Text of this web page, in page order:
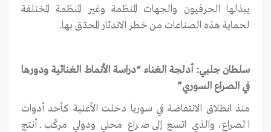
يبذلها الحرفيون والجهات المنظمة وغير المنظمة المختلفة
لحماية هذه الصناعات من خطر الاندثار المحدّق بها.
سلطان جلبي: أدلجة الغناء “دراسة الأنماط الغنائية ودورها
في الصراع السوري”
منذ انطلاق الانتفاضة في سوريا دخلت الأغنية كأحد أدوات
الصراع، والذي اتسع إلى صراع محلي ودولي مركّب. أنتج